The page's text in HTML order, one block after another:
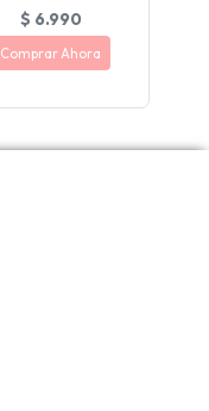
$ 6.990
Comprar Ahora